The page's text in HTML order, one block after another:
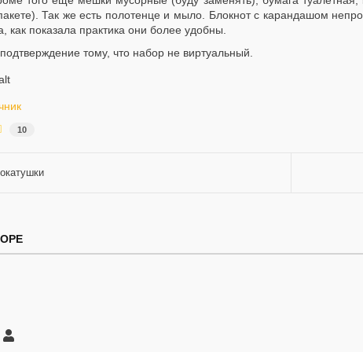
Так же есть полотенце и мыло. Блокнот с карандашом
как показала практика они более удобны.
тому, что набор не виртуальный.
10
Сосед